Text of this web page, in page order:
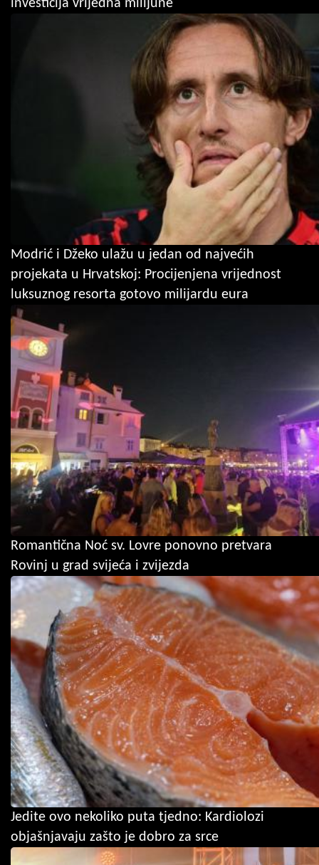
investicija vrijedna milijune
Modrić i Džeko ulažu u jedan od najvećih
projekata u Hrvatskoj: Procijenjena vrijednost
luksuznog resorta gotovo milijardu eura
Romantična Noć sv. Lovre ponovno pretvara
Rovinj u grad svijeća i zvijezda
Jedite ovo nekoliko puta tjedno: Kardiolozi
objašnjavaju zašto je dobro za srce